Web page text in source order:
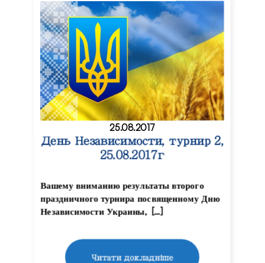
25.08.2017
День Независимости, турнир 2,
25.08.2017г
Вашему вниманию результаты второго
праздничного турнира посвященному Дню
Независимости Украины, […]
Читати докладніше